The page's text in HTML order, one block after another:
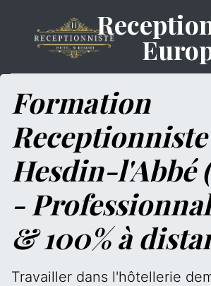
Formation
Receptionniste
Hesdin-l'Abbé
-
& 100% à
Travailler dans l'hôtellerie